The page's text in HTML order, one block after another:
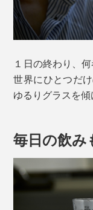
１日の終わり、
世界にひとつだけ
ゆるりグラスを
毎日の飲み